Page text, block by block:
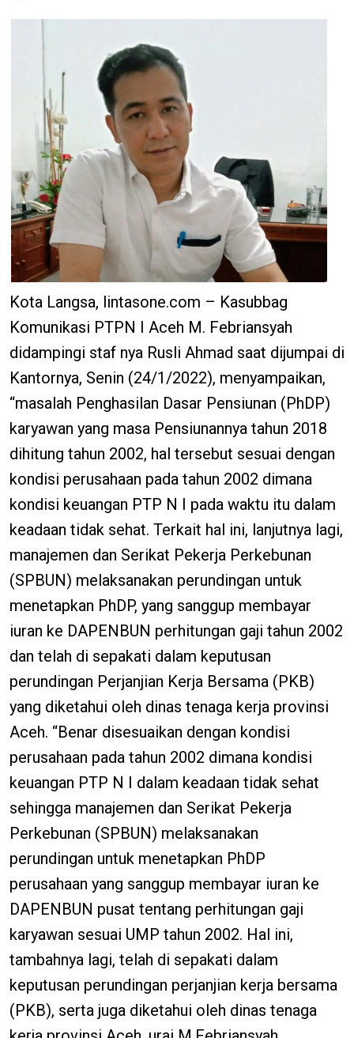
Kota Langsa, lintasone.com – Kasubbag
Komunikasi PTPN I Aceh M. Febriansyah
didampingi staf nya Rusli Ahmad saat dijumpai di
Kantornya, Senin (24/1/2022), menyampaikan,
“masalah Penghasilan Dasar Pensiunan (PhDP)
karyawan yang masa Pensiunannya tahun 2018
dihitung tahun 2002, hal tersebut sesuai dengan
kondisi perusahaan pada tahun 2002 dimana
kondisi keuangan PTP N I pada waktu itu dalam
keadaan tidak sehat. Terkait hal ini, lanjutnya lagi,
manajemen dan Serikat Pekerja Perkebunan
(SPBUN) melaksanakan perundingan untuk
menetapkan PhDP, yang sanggup membayar
iuran ke DAPENBUN perhitungan gaji tahun 2002
dan telah di sepakati dalam keputusan
perundingan Perjanjian Kerja Bersama (PKB)
yang diketahui oleh dinas tenaga kerja provinsi
Aceh. “Benar disesuaikan dengan kondisi
perusahaan pada tahun 2002 dimana kondisi
keuangan PTP N I dalam keadaan tidak sehat
sehingga manajemen dan Serikat Pekerja
Perkebunan (SPBUN) melaksanakan
perundingan untuk menetapkan PhDP
perusahaan yang sanggup membayar iuran ke
DAPENBUN pusat tentang perhitungan gaji
karyawan sesuai UMP tahun 2002. Hal ini,
tambahnya lagi, telah di sepakati dalam
keputusan perundingan perjanjian kerja bersama
(PKB), serta juga diketahui oleh dinas tenaga